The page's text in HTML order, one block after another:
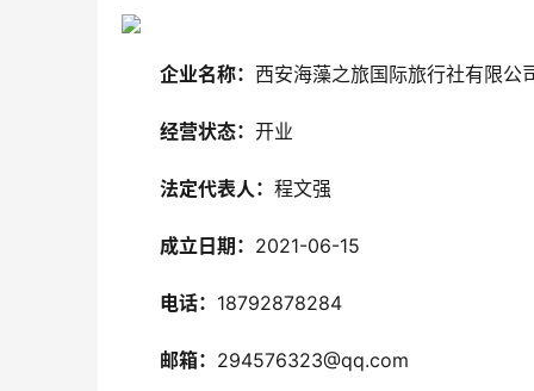
企业名称： 西安海藻之旅国际旅行社有限公
经营状态： 开业
法定代表人： 程文强
成立日期： 2021-06-15
电话： 18792878284
邮箱： 294576323@qq.com